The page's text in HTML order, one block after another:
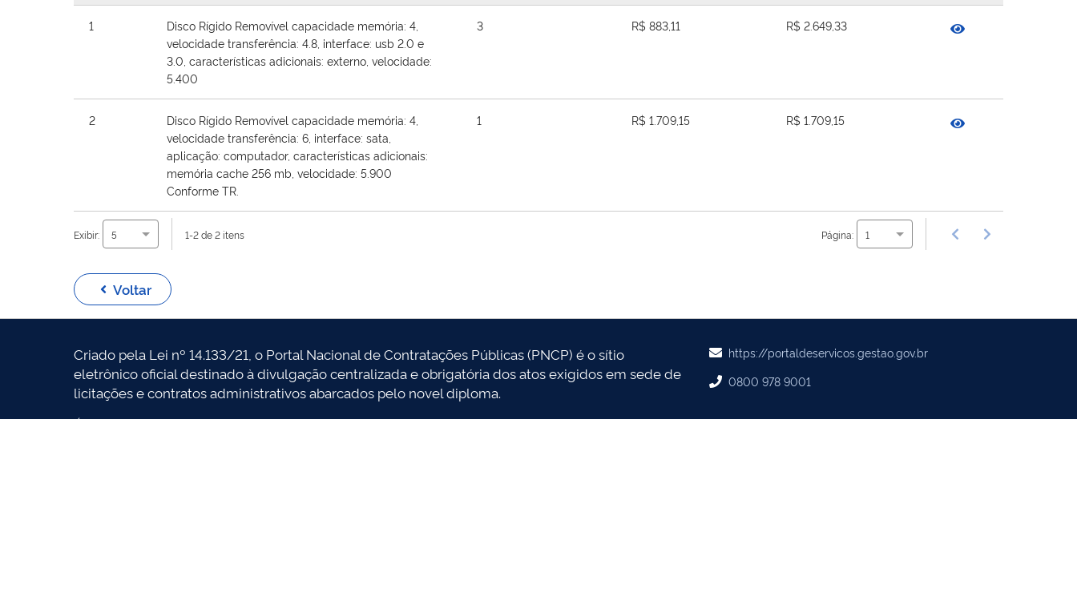
1
Disco Rígido Removível capacidade memória: 4,
velocidade transferência: 4.8, interface: usb 2.0 e
3.0, características adicionais: externo, velocidade:
5.400
3 R$ 883,11 R$ 2.649,33
2
Disco Rígido Removível capacidade memória: 4,
velocidade transferência: 6, interface: sata,
aplicação: computador, características adicionais:
memória cache 256 mb, velocidade: 5.900
Conforme TR.
1 R$ 1.709,15 R$ 1.709,15
Exibir: 5 1-2 de 2 itens Página: 1
Voltar
Criado pela Lei nº 14.133/21, o Portal Nacional de Contratações Públicas (PNCP) é o sítio
eletrônico oficial destinado à divulgação centralizada e obrigatória dos atos exigidos em sede de
licitações e contratos administrativos abarcados pelo novel diploma.
É gerido pelo Comitê Gestor da Rede Nacional de Contratações Públicas, um colegiado
https://portaldeservicos.gestao.gov.br
0800 978 9001